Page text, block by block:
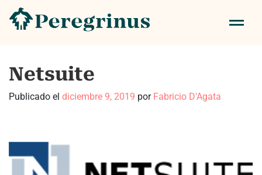
Netsuite
Publicado el diciembre 9, 2019 por Fabricio D'Agata